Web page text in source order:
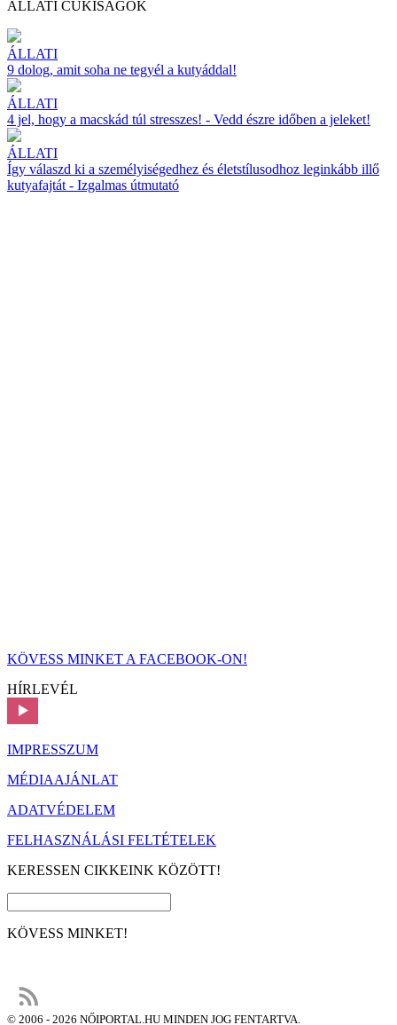
ÁLLATI CUKISÁGOK
ÁLLATI
9 dolog, amit soha ne tegyél a kutyáddal!
ÁLLATI
4 jel, hogy a macskád túl stresszes! - Vedd észre időben a jeleket!
ÁLLATI
Így válaszd ki a személyiségedhez és életstílusodhoz leginkább illő
kutyafajtát - Izgalmas útmutató
KÖVESS MINKET A FACEBOOK-ON!
HÍRLEVÉL
IMPRESSZUM
MÉDIAAJÁNLAT
ADATVÉDELEM
FELHASZNÁLÁSI FELTÉTELEK
KERESSEN CIKKEINK KÖZÖTT!
KÖVESS MINKET!
© 2006 - 2026 NŐIPORTAL.HU MINDEN JOG FENTARTVA.